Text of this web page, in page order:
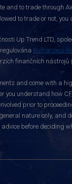
and to trade through
to trade or not,
Up Trend LTD,
Bulharskou
finančních nástrojů
and come with a
you understand how
prior to
nature only, and
before deciding